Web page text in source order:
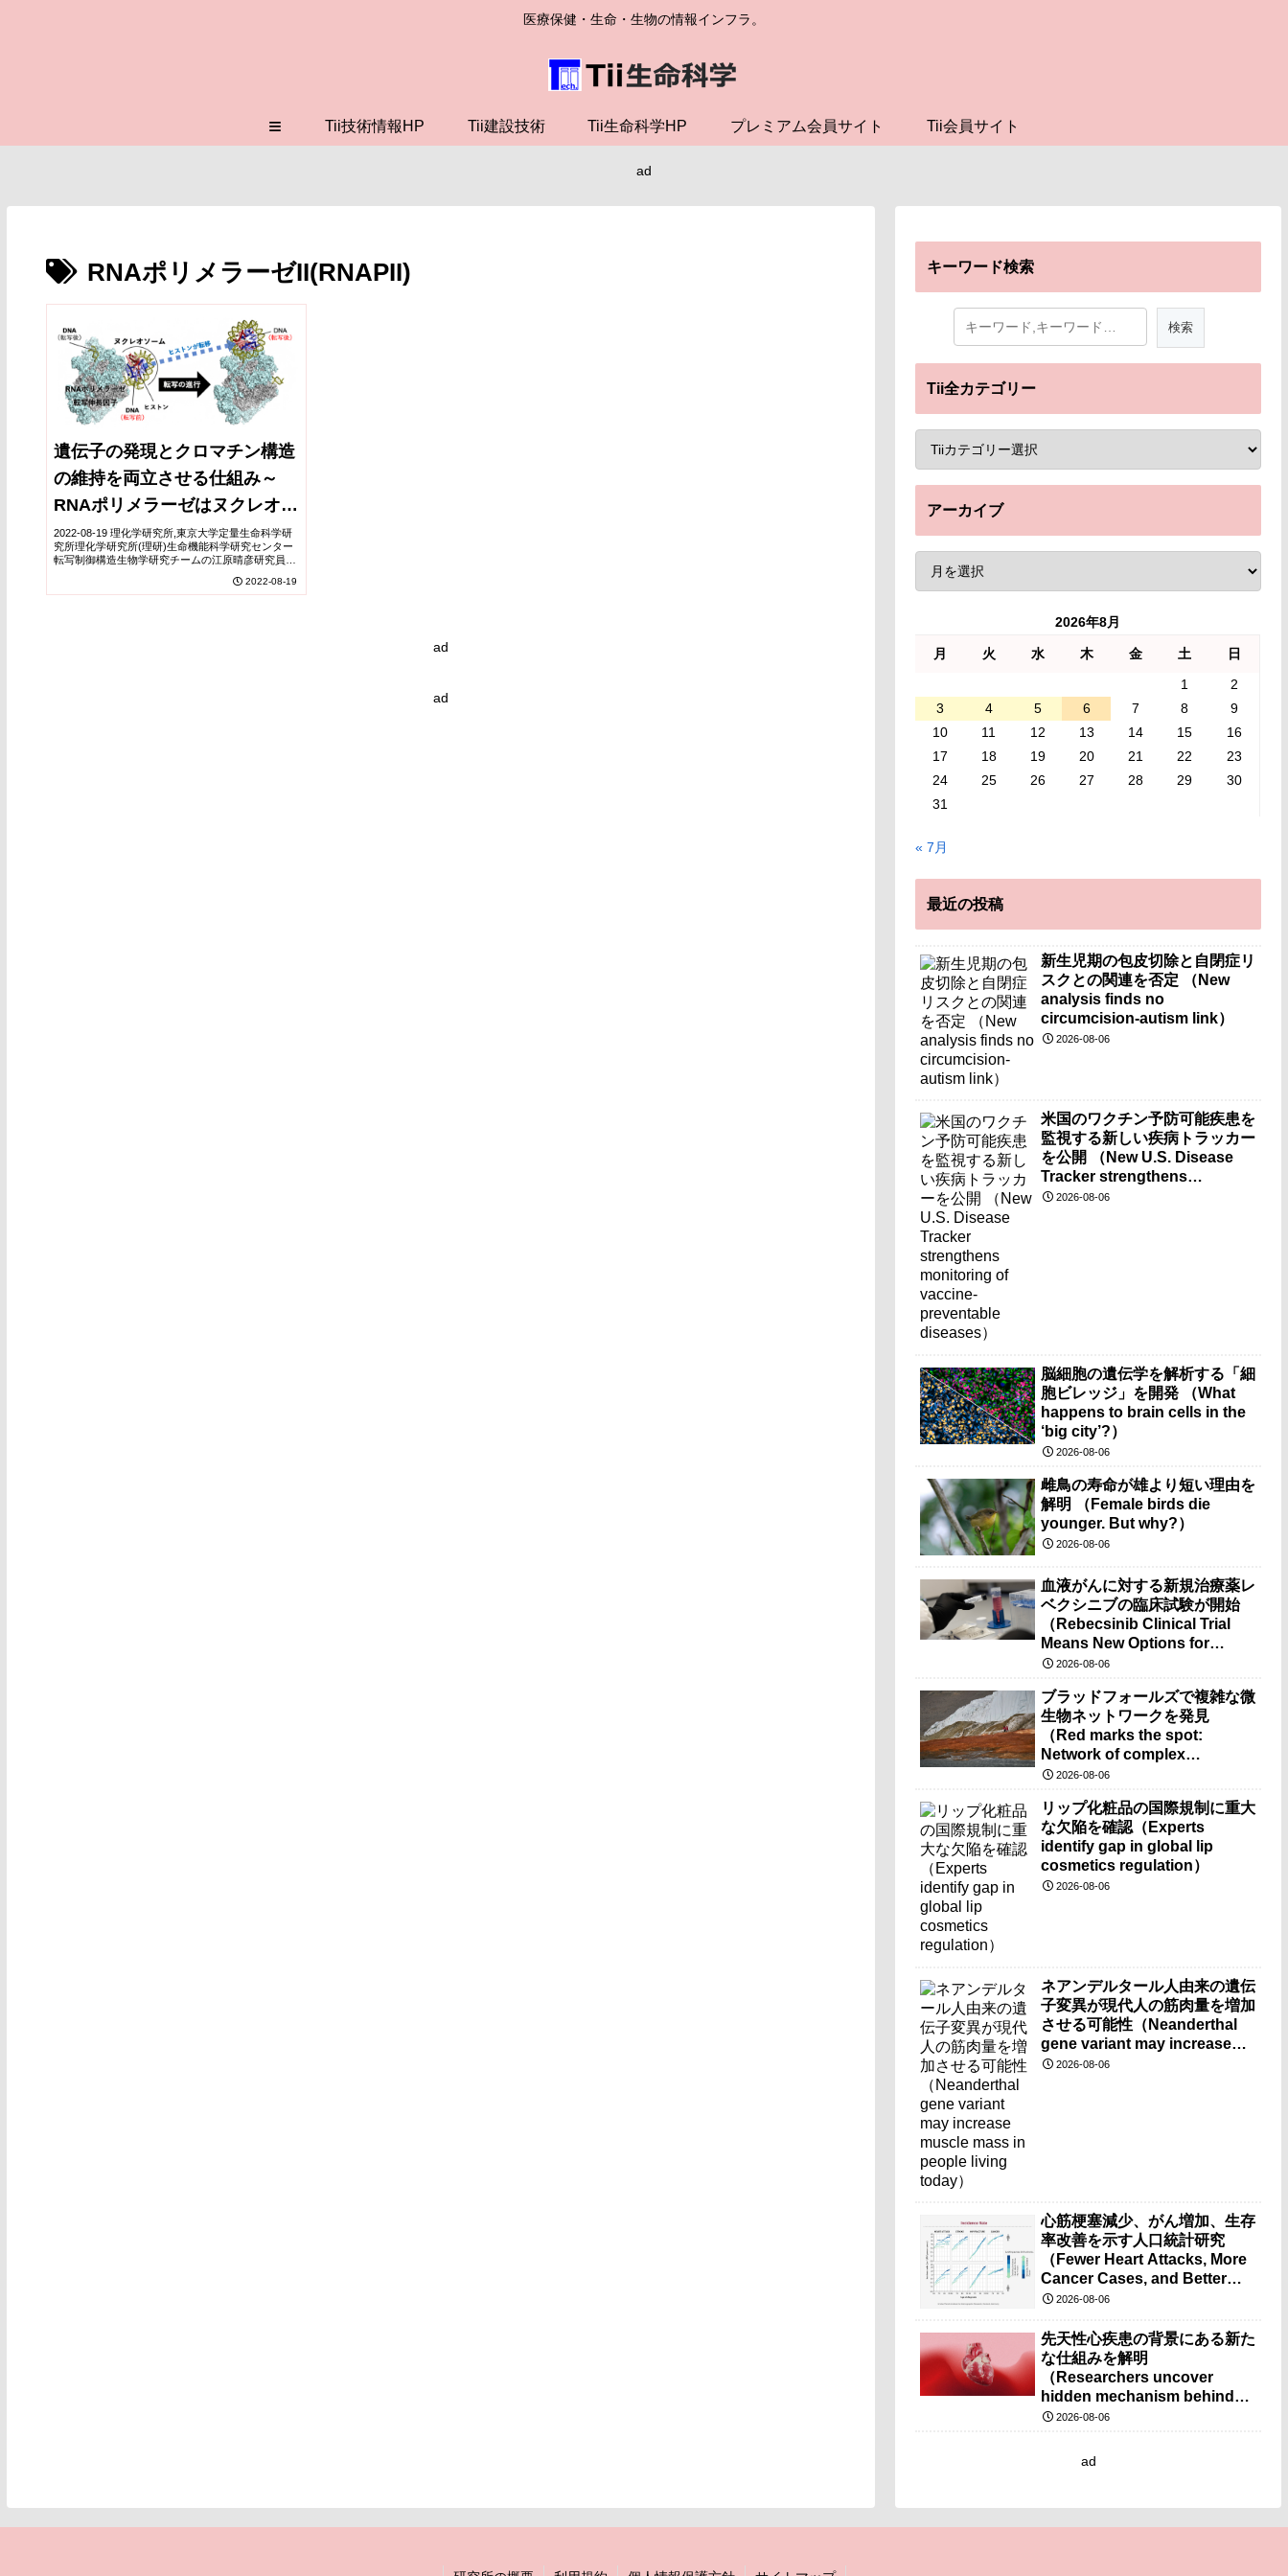
医療保健・生命・生物の情報インフラ。
≡ Tii技術情報HP Tii建設技術 Tii生命科学HP プレミアム会員サイト Tii会員サイト
ad
RNAポリメラーゼII(RNAPII)
遺伝子の発現とクロマチン構造
の維持を両立させる仕組み～
RNAポリメラーゼはヌクレオソ
ームを壊して組み立てる～
2022-08-19 理化学研究所,東京大学定量生命科学研
究所理化学研究所(理研)生命機能科学研究センター
転写制御構造生物学研究チームの江原晴彦研究員、
究所クロマチン構造機能研究分野の鯨井智也助...
2022-08-19
ad
ad
キーワード検索
Tii全カテゴリー
アーカイブ
2026年8月
月 火 水 木 金 土
日
1
2
3
4 5 6 7 8
9
10
11 12 13 14 15
16
17
18 19 20 21 22
23
24
25 26 27 28 29
30
31
« 7月
最近の投稿
新生児期の包皮切除と自閉症リ
スクとの関連を否定 （New
analysis finds no
circumcision-autism link）
2026-08-06
米国のワクチン予防可能疾患を
監視する新しい疾病トラッカー
を公開 （New U.S. Disease
Tracker strengthens
monitoring of vaccine-
2026-08-06
脳細胞の遺伝学を解析する「細
胞ビレッジ」を開発 （What
happens to brain cells in the
‘big city’?）
2026-08-06
雌鳥の寿命が雄より短い理由を
解明 （Female birds die
younger. But why?）
2026-08-06
血液がんに対する新規治療薬レ
ベクシニブの臨床試験が開始
（Rebecsinib Clinical Trial
Means New Options for
Blood Cancer）
2026-08-06
ブラッドフォールズで複雑な微
生物ネットワークを発見
（Red marks the spot:
Network of complex
microbes discovered at
2026-08-06
リップ化粧品の国際規制に重大
な欠陥を確認（Experts
identify gap in global lip
cosmetics regulation）
2026-08-06
ネアンデルタール人由来の遺伝
子変異が現代人の筋肉量を増加
させる可能性（Neanderthal
gene variant may increase
muscle mass in people living
2026-08-06
心筋梗塞減少、がん増加、生存
率改善を示す人口統計研究
（Fewer Heart Attacks, More
Cancer Cases, and Better
Survival Chances）
2026-08-06
先天性心疾患の背景にある新た
な仕組みを解明
（Researchers uncover
hidden mechanism behind
congenital heart disease）
2026-08-06
ad